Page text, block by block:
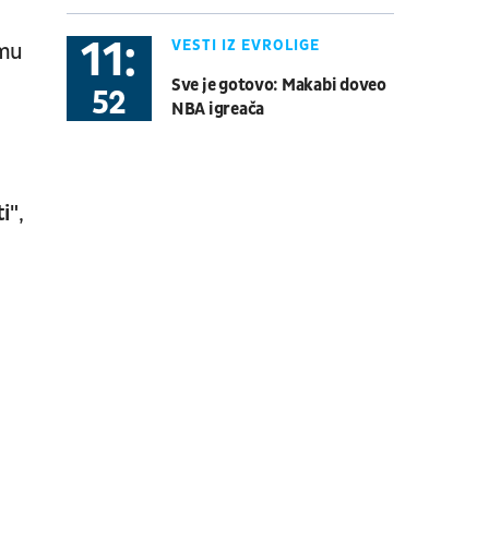
,
VESTI IZ EVROLIGE
11:
52
Sve je gotovo: Makabi doveo
NBA igreača